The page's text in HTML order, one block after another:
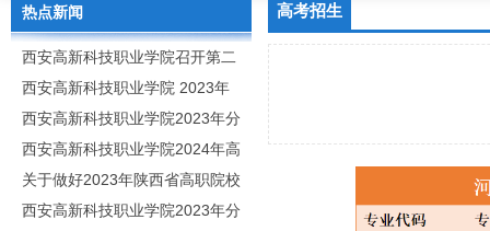
热点新闻
西安高新科技职业学院召开第二
次党代会
西安高新科技职业学院 2023年
高职分类考试招生章程
西安高新科技职业学院2023年分
类招生专业及计划
西安高新科技职业学院2024年高
职分类招生章程
关于做好2023年陕西省高职院校
分类考试工作的通知
西安高新科技职业学院2023年分
高考招生